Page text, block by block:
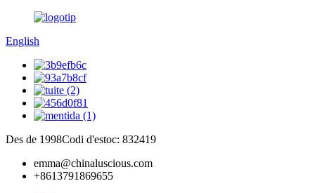
English
Des de 1998Codi d'estoc: 832419
emma@chinaluscious.com
+8613791869655